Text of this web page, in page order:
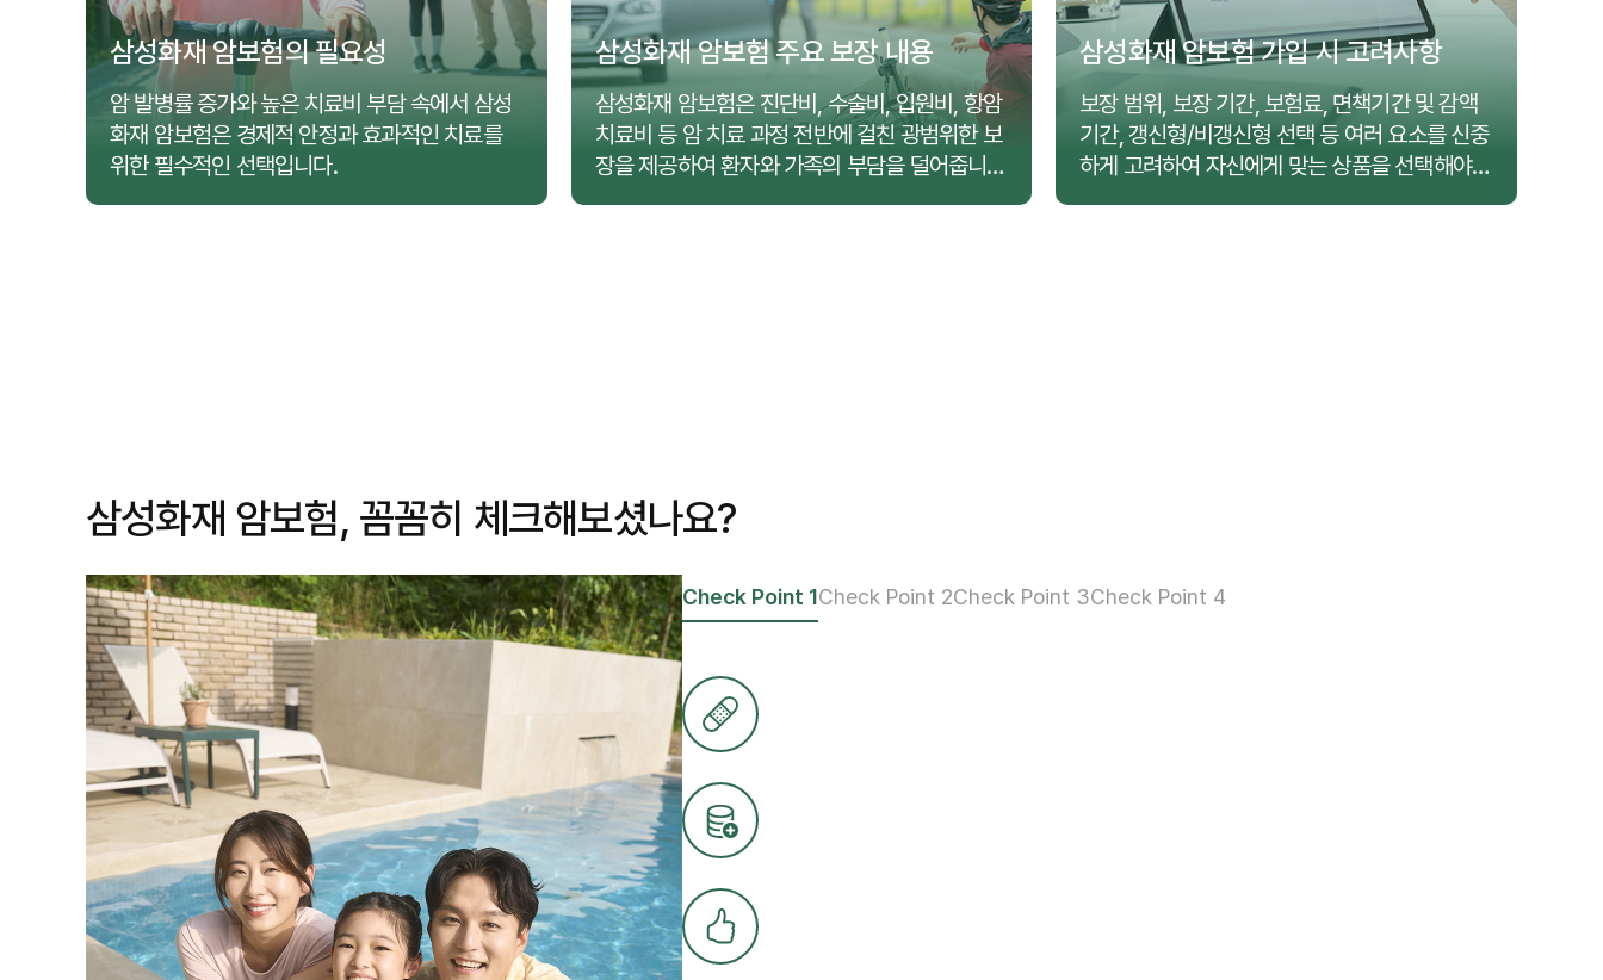
삼성화재 암보험의 필요성
암 발병률 증가와 높은 치료비 부담 속에서 삼성
화재 암보험은 경제적 안정과 효과적인 치료를
위한 필수적인 선택입니다.
삼성화재 암보험 주요 보장 내용
삼성화재 암보험은 진단비, 수술비, 입원비, 항암
치료비 등 암 치료 과정 전반에 걸친 광범위한 보
장을 제공하여 환자와 가족의 부담을 덜어줍니
삼성화재 암보험 가입 시 고려사항
보장 범위, 보장 기간, 보험료, 면책기간 및 감액
기간, 갱신형/비갱신형 선택 등 여러 요소를 신중
하게 고려하여 자신에게 맞는 상품을 선택해야
삼성화재 암보험, 꼼꼼히 체크해보셨나요?
Check Point 1Check Point 2Check Point 3Check Point 4